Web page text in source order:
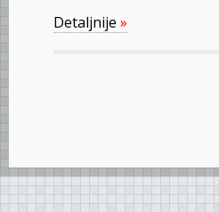
Detaljnije »